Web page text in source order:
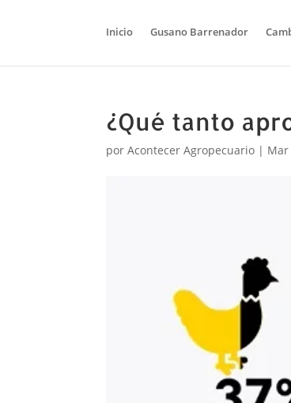
Inicio Gusano Barrenador
¿Qué tanto
porAcontecer Agropecuario | Mar